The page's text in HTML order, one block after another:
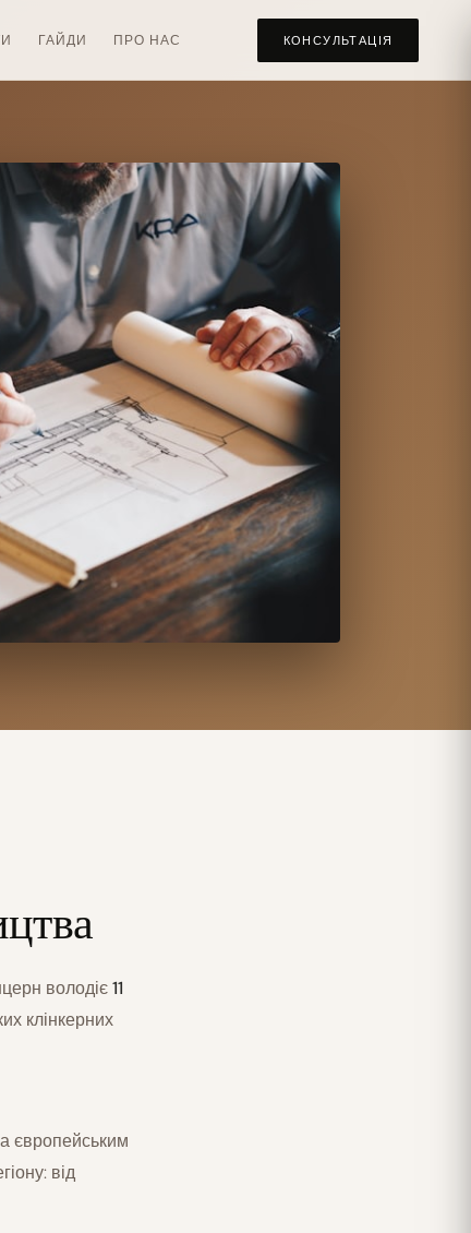
ГАЙДИ ПРО НАС КОНСУЛЬТАЦІЯ
володіє11
клінкерних
європейським
від